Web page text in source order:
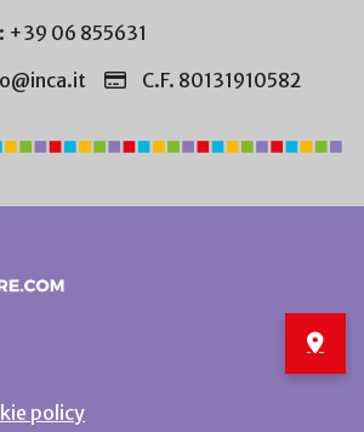
+39 06 855631
C.F. 80131910582
policy